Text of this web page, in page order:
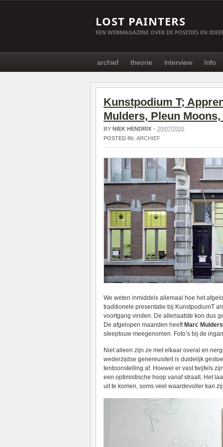
LOST PAINTERS
EEN WEBMAGAZINE OVER DE POSITIES EN
archief theorie interview Info
Kunstpodium T;
Mulders, Pleun
BY NIEK HENDRIX – 20/07/2020
POSTED IN: ARCHIEF
We weten inmiddels allemaal hoe het
traditionele presentatie bij KunstpodiumT
voortgang vinden. De allerlaatste kon dus
De afgelopen maanden heeft Marc Mulders
sleeptouw meegenomen. Foto’s bij de
Niet alleen zijn ze met elkaar overal en
wederzijdse genereusiteit is duidelijk
tentoonstelling af. Hoewel er vast twijfels
een optimistische hoop vanaf straalt. Het
uit te komen, soms veel waardevoller kan